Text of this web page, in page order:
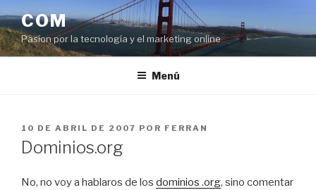
al
contenido
COM
Pasíon por la tecnología y el marketing online
Menú
PUBLICADO
EL
10 DE ABRIL DE 2007 POR FERRAN
Dominios.org
No, no voy a hablaros de los dominios .org, sino comentar